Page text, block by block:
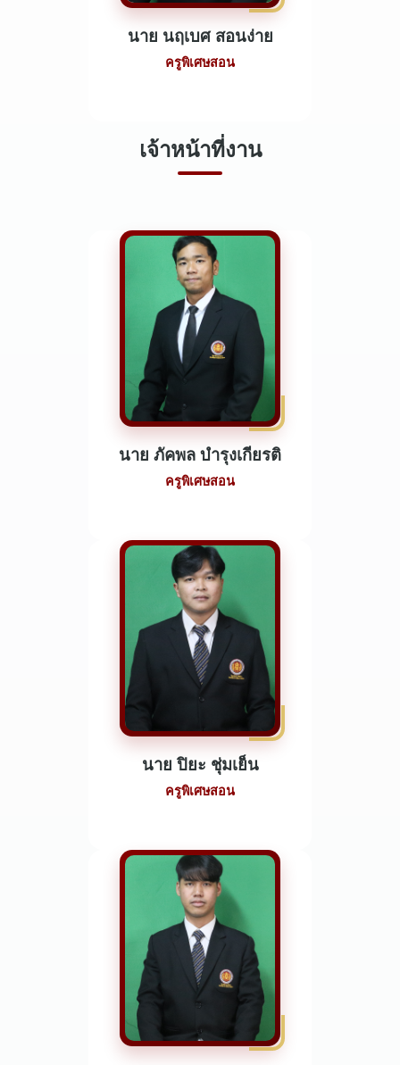
นาย นฤเบศ สอนง่าย
ครูพิเศษสอน
เจ้าหน้าที่งาน
นาย ภัคพล บำรุงเกียรติ
ครูพิเศษสอน
นาย ปิยะ ชุ่มเย็น
ครูพิเศษสอน